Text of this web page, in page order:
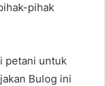
pihak
petani untuk
Bulog ini